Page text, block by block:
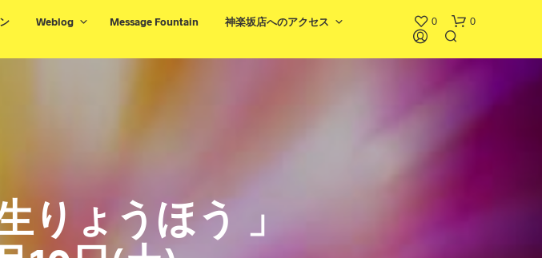
Weblog Message Fountain
神楽坂店へのアクセス
0 0
りょうほう 」